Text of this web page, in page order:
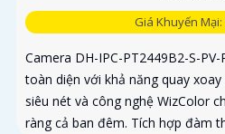
Giá Khuyến Mại:
Camera DH-IPC-PT2449B2-S-
toàn diện với khả năng quay
siêu nét và công nghệ WizColor
ràng cả ban đêm. Tích hợp đàm